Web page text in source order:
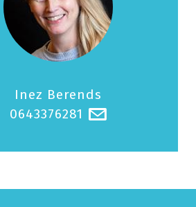
Inez Berends
0643376281 @